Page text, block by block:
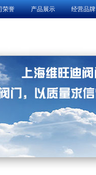
荣誉 产品展示 经营品牌